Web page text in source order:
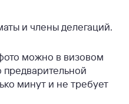
и члены делегаций.
можно в визовом
предварительной
минут и не требует